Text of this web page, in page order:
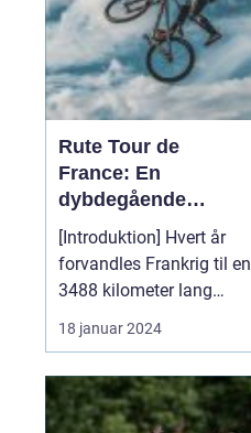
Rute Tour de
France: En
dybdegående
analyse af verdens
mest prestigefyldte
cykelløb
[Introduktion] Hvert år
forvandles Frankrig til en
3488 kilometer lang
cykelbane, hvor verdens
bedste cykelryttere
den berømte gule trøje.
Tour de France er uden
18 januar 2024